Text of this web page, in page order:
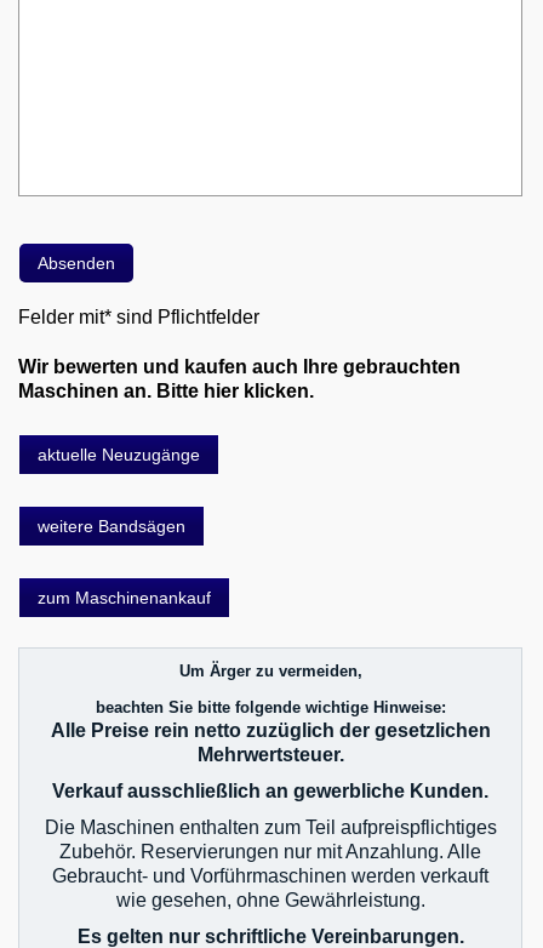
Felder mit* sind Pflichtfelder
Wir bewerten und kaufen auch Ihre gebrauchten
Maschinen an. Bitte hier klicken.
aktuelle Neuzugänge
weitere Bandsägen
zum Maschinenankauf
Um Ärger zu vermeiden,
beachten Sie bitte folgende wichtige Hinweise:
Alle Preise rein netto zuzüglich der gesetzlichen
Mehrwertsteuer.
Verkauf ausschließlich an gewerbliche Kunden.
Die Maschinen enthalten zum Teil aufpreispflichtiges
Zubehör. Reservierungen nur mit Anzahlung. Alle
Gebraucht- und Vorführmaschinen werden verkauft
wie gesehen, ohne Gewährleistung.
Es gelten nur schriftliche Vereinbarungen.